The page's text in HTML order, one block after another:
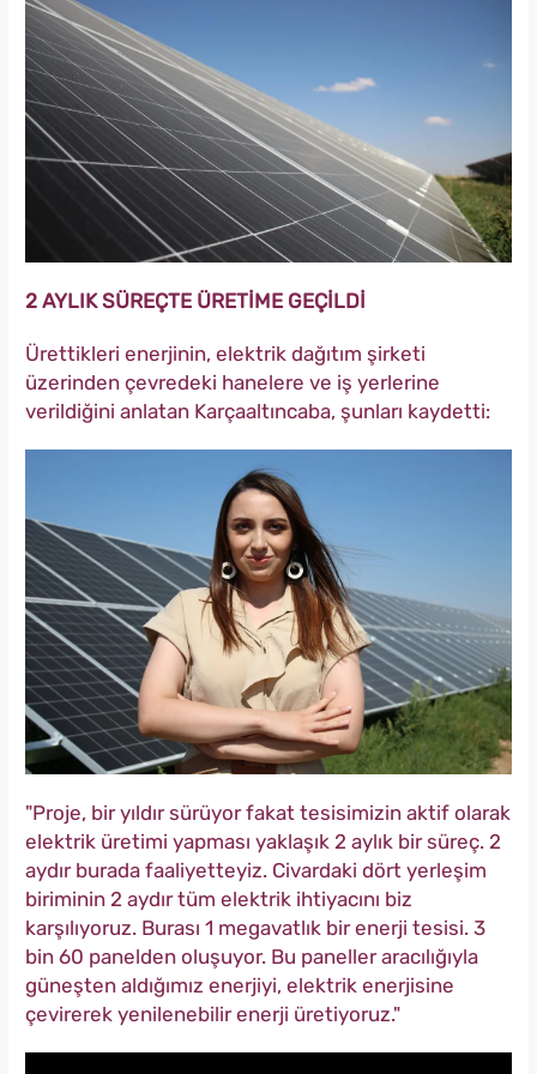
2 AYLIK SÜREÇTE ÜRETİME GEÇİLDİ
Ürettikleri enerjinin, elektrik dağıtım şirketi
üzerinden çevredeki hanelere ve iş yerlerine
verildiğini anlatan Karçaaltıncaba, şunları kaydetti:
"Proje, bir yıldır sürüyor fakat tesisimizin aktif olarak
elektrik üretimi yapması yaklaşık 2 aylık bir süreç. 2
aydır burada faaliyetteyiz. Civardaki dört yerleşim
biriminin 2 aydır tüm elektrik ihtiyacını biz
karşılıyoruz. Burası 1 megavatlık bir enerji tesisi. 3
bin 60 panelden oluşuyor. Bu paneller aracılığıyla
güneşten aldığımız enerjiyi, elektrik enerjisine
çevirerek yenilenebilir enerji üretiyoruz."